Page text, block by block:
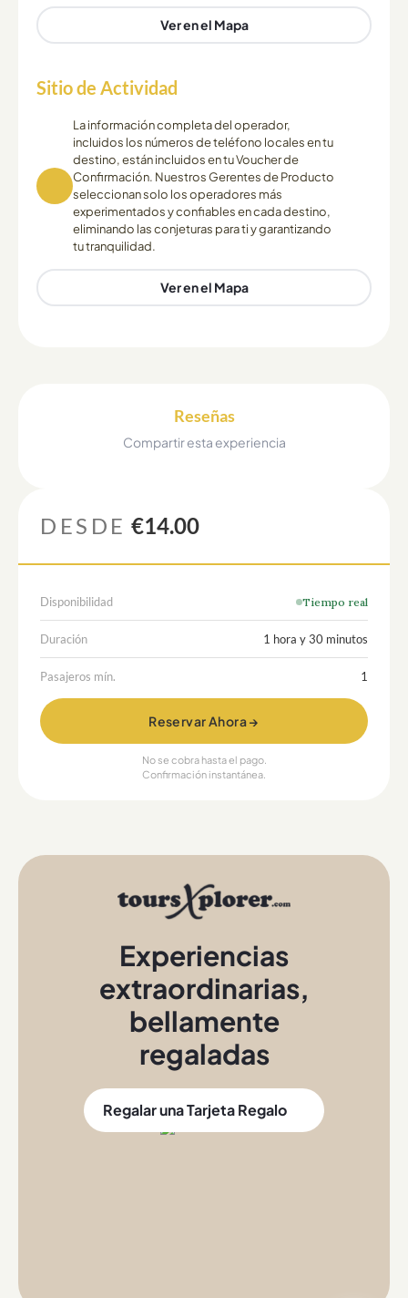
Ver en el Mapa
Sitio de Actividad
La información completa del operador,
incluidos los números de teléfono locales en tu
destino, están incluidos en tu Voucher de
Confirmación. Nuestros Gerentes de Producto
seleccionan solo los operadores más
experimentados y confiables en cada destino,
eliminando las conjeturas para ti y garantizando
tu tranquilidad.
Ver en el Mapa
Reseñas
Compartir esta experiencia
DESDE €14.00
Disponibilidad Tiempo real
Duración 1 hora y 30 minutos
Pasajeros mín. 1
Reservar Ahora →
No se cobra hasta el pago.
Confirmación instantánea.
Experiencias
extraordinarias,
bellamente
regaladas
Regalar una Tarjeta Regalo